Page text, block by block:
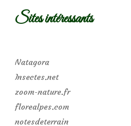
Sites intéressants
Natagora
Insectes.net
zoom-nature.fr
florealpes.com
notesdeterrain